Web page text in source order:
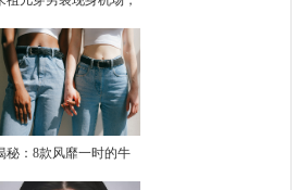
秘：8款风靡一时的牛